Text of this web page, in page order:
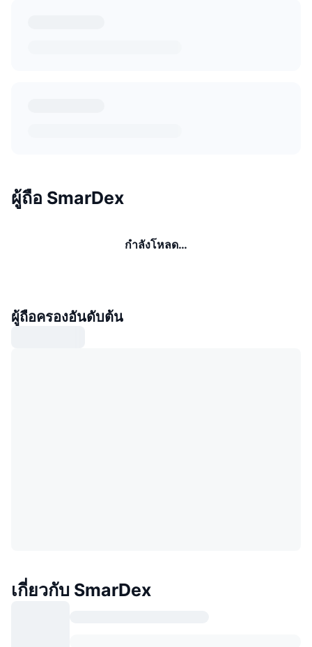
ผู้ถือ SmarDex
กำลังโหลด…
ผู้ถือครองอันดับต้น
เกี่ยวกับ SmarDex